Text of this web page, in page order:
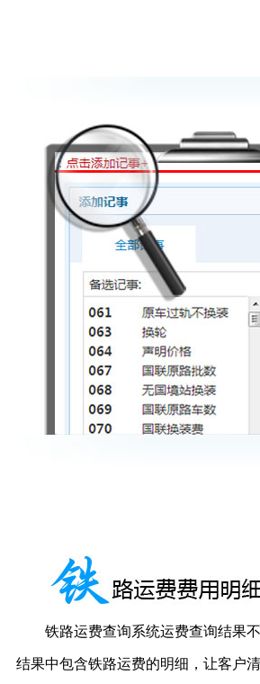
铁路运费查询系统运费查询结果
结果中包含铁路运费的明细，让客户